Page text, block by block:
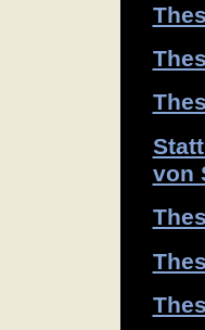
von